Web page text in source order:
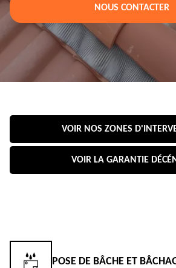
NOUS CONTACTER
VOIR NOS ZONES
VOIR LA GARANTIE
POSE DE BÂCHE ET